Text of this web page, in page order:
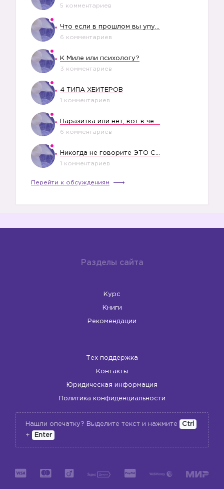
5 комментариев
6 комментариев
К Миле или психологу?
3 комментариев
4 ТИПА ХЕЙТЕРОВ
1 комментариев
6 комментариев
1 комментариев
Перейти к обсуждениям
Разделы сайта
Курс
Книги
Рекомендации
Тех поддержка
Контакты
Юридическая информация
Политика конфиденциальности
Нашли опечатку? Выделите текст и нажмите
Ctrl
+
Enter